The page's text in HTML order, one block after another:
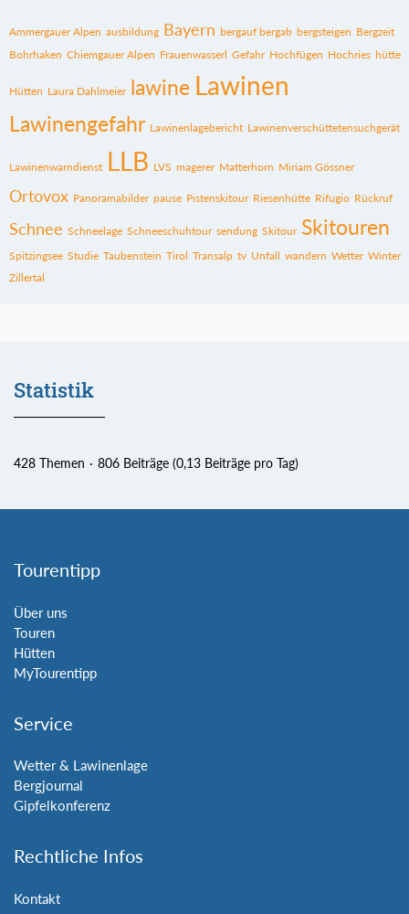
Ammergauer Alpen ausbildung Bayern bergauf bergab bergsteigen Bergzeit
Bohrhaken Chiemgauer Alpen Frauenwasserl Gefahr Hochfügen Hochries hütte
Hütten Laura Dahlmeier lawine Lawinen
Lawinengefahr Lawinenlagebericht Lawinenverschüttetensuchgerät
Lawinenwarndienst LLB LVS magerer Matterhorn Miriam Gössner
Ortovox Panoramabilder pause Pistenskitour Riesenhütte Rifugio Rückruf
Schnee Schneelage Schneeschuhtour sendung Skitour Skitouren
Spitzingsee Studie Taubenstein Tirol Transalp tv Unfall wandern Wetter Winter
Zillertal
Statistik
428 Themen 806 Beiträge (0,13 Beiträge pro Tag)
Tourentipp
Über uns
Touren
Hütten
MyTourentipp
Service
Wetter & Lawinenlage
Bergjournal
Gipfelkonferenz
Rechtliche Infos
Kontakt